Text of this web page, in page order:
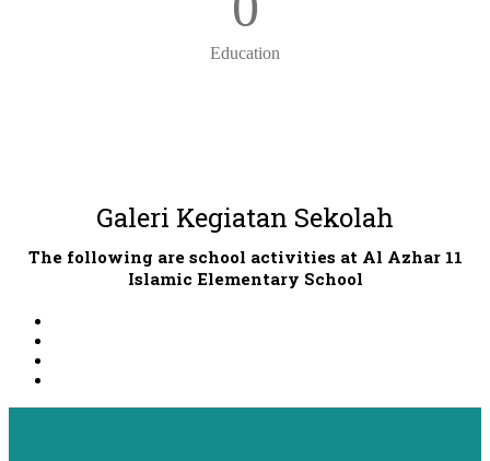
Education
Galeri Kegiatan Sekolah
The following are school activities at Al Azhar 11
Islamic Elementary School